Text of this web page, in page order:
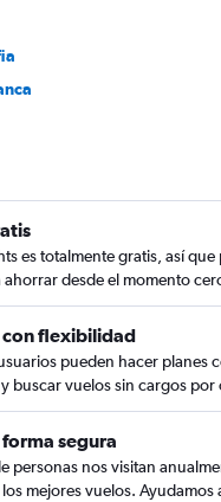
es totalmente gratis, así que
ahorrar desde el momento
con flexibilidad
pueden hacer planes
buscar vuelos sin cargos por
segura
personas nos visitan
mejores vuelos. Ayudamos